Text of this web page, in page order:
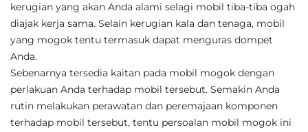
kerugian yang akan Anda alami selagi mobil tiba-tiba ogah
diajak kerja sama. Selain kerugian kala dan tenaga, mobil
yang mogok tentu termasuk dapat menguras dompet
Anda.
Sebenarnya tersedia kaitan pada mobil mogok dengan
perlakuan Anda terhadap mobil tersebut. Semakin Anda
rutin melakukan perawatan dan peremajaan komponen
terhadap mobil tersebut, tentu persoalan mobil mogok ini